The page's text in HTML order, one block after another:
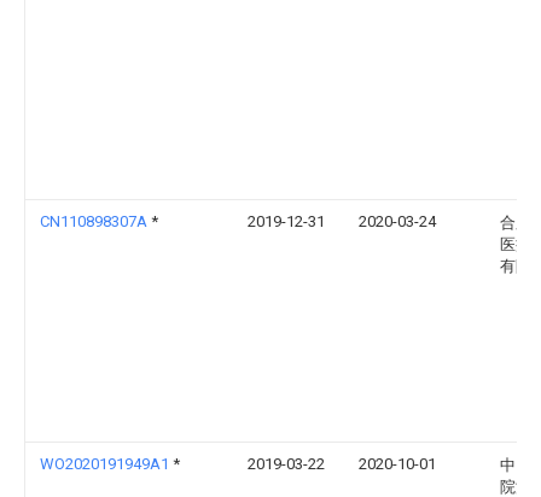
CN110898307A * 2019-12-31 2020-03-24
合肥
医疗
有限
WO2020191949A1 * 2019-03-22 2020-10-01
中国
院深